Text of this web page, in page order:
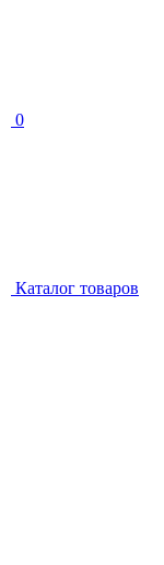
0
Каталог товаров